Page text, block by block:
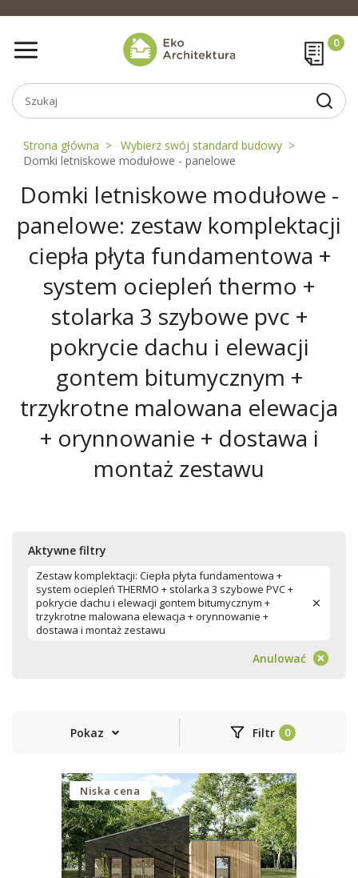
Strona główna
Wybierz swój standard budowy
Domki letniskowe modułowe - panelowe
Domki letniskowe modułowe -
panelowe: zestaw komplektacji
ciepła płyta fundamentowa +
system ociepleń thermo +
stolarka 3 szybowe pvc +
pokrycie dachu i elewacji
gontem bitumycznym +
trzykrotne malowana elewacja
+ orynnowanie + dostawa i
montaż zestawu
Aktywne filtry
Zestaw komplektacji: Ciepła płyta fundamentowa +
system ociepleń THERMO + stolarka 3 szybowe PVC +
pokrycie dachu i elewacji gontem bitumycznym +
trzykrotne malowana elewacja + orynnowanie +
dostawa i montaż zestawu
Anulować
Pokaz Filtr
Niska cena